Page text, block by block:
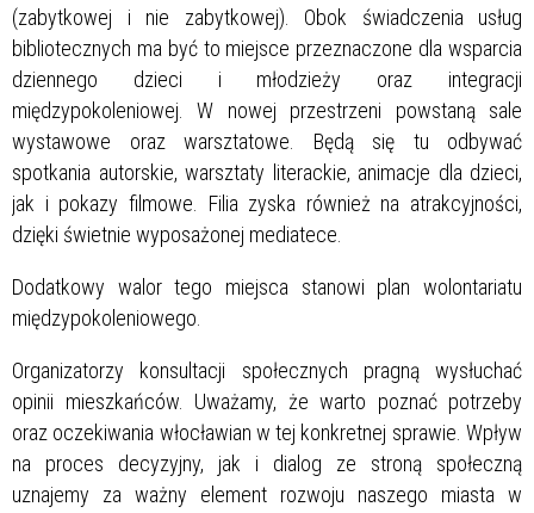
(zabytkowej i nie zabytkowej). Obok świadczenia usług
bibliotecznych ma być to miejsce przeznaczone dla wsparcia
dziennego dzieci i młodzieży oraz integracji
międzypokoleniowej. W nowej przestrzeni powstaną sale
wystawowe oraz warsztatowe. Będą się tu odbywać
spotkania autorskie, warsztaty literackie, animacje dla dzieci,
jak i pokazy filmowe. Filia zyska również na atrakcyjności,
dzięki świetnie wyposażonej mediatece.
Dodatkowy walor tego miejsca stanowi plan wolontariatu
międzypokoleniowego.
Organizatorzy konsultacji społecznych pragną wysłuchać
opinii mieszkańców. Uważamy, że warto poznać potrzeby
oraz oczekiwania włocławian w tej konkretnej sprawie. Wpływ
na proces decyzyjny, jak i dialog ze stroną społeczną
uznajemy za ważny element rozwoju naszego miasta w